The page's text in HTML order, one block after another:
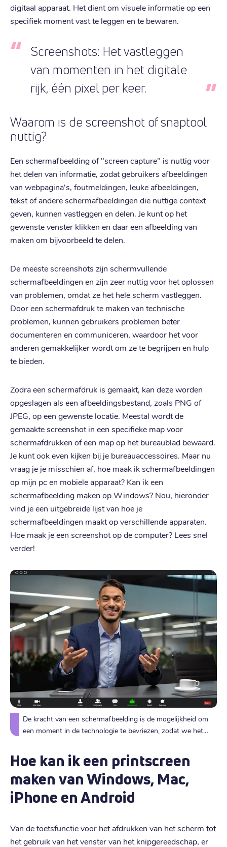
digitaal apparaat. Het dient om visuele informatie op een
specifiek moment vast te leggen en te bewaren.
Screenshots: Het vastleggen
van momenten in het digitale
rijk, één pixel per keer.
Waarom is de screenshot of snaptool
nuttig?
Een schermafbeelding of "screen capture" is nuttig voor
het delen van informatie, zodat gebruikers afbeeldingen
van webpagina's, foutmeldingen, leuke afbeeldingen,
tekst of andere schermafbeeldingen die nuttige context
geven, kunnen vastleggen en delen. Je kunt op het
gewenste venster klikken en daar een afbeelding van
maken om bijvoorbeeld te delen.
De meeste screenshots zijn schermvullende
schermafbeeldingen en zijn zeer nuttig voor het oplossen
van problemen, omdat ze het hele scherm vastleggen.
Door een schermafdruk te maken van technische
problemen, kunnen gebruikers problemen beter
documenteren en communiceren, waardoor het voor
anderen gemakkelijker wordt om ze te begrijpen en hulp
te bieden.
Zodra een schermafdruk is gemaakt, kan deze worden
opgeslagen als een afbeeldingsbestand, zoals PNG of
JPEG, op een gewenste locatie. Meestal wordt de
gemaakte screenshot in een specifieke map voor
schermafdrukken of een map op het bureaublad bewaard.
Je kunt ook even kijken bij je bureauaccessoires. Maar nu
vraag je je misschien af, hoe maak ik schermafbeeldingen
op mijn pc en mobiele apparaat? Kan ik een
schermafbeelding maken op Windows? Nou, hieronder
vind je een uitgebreide lijst van hoe je
schermafbeeldingen maakt op verschillende apparaten.
Hoe maak je een screenshot op de computer? Lees snel
verder!
De kracht van een schermafbeelding is de mogelijkheid om
een moment in de technologie te bevriezen, zodat we het
willen.
Hoe kan ik een printscreen
maken van Windows, Mac,
iPhone en Android
Van de toetsfunctie voor het afdrukken van het scherm tot
het gebruik van het venster van het knipgereedschap, er